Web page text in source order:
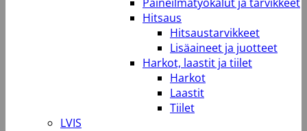
Hitsaus
Hitsaustarvikkeet
Lisäaineet ja juotteet
Harkot, laastit ja tiilet
Harkot
Laastit
Tiilet
LVIS